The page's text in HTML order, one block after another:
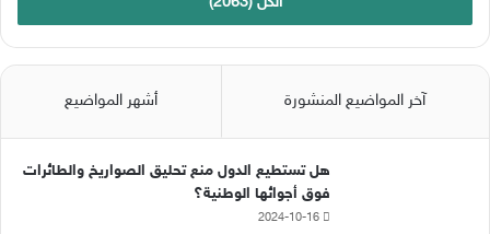
آخر المواضيع المنشورة أشهر المواضيع
هل تستطيع الدول منع تحليق الصواريخ والطائرات
فوق أجوائها الوطنية؟
2024-10-16